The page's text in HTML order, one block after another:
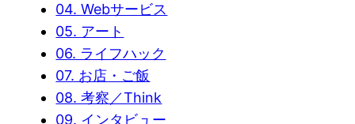
04. Webサービス
05. アート
06. ライフハック
07. お店・ご飯
08. 考察／Think
09. インタビュー